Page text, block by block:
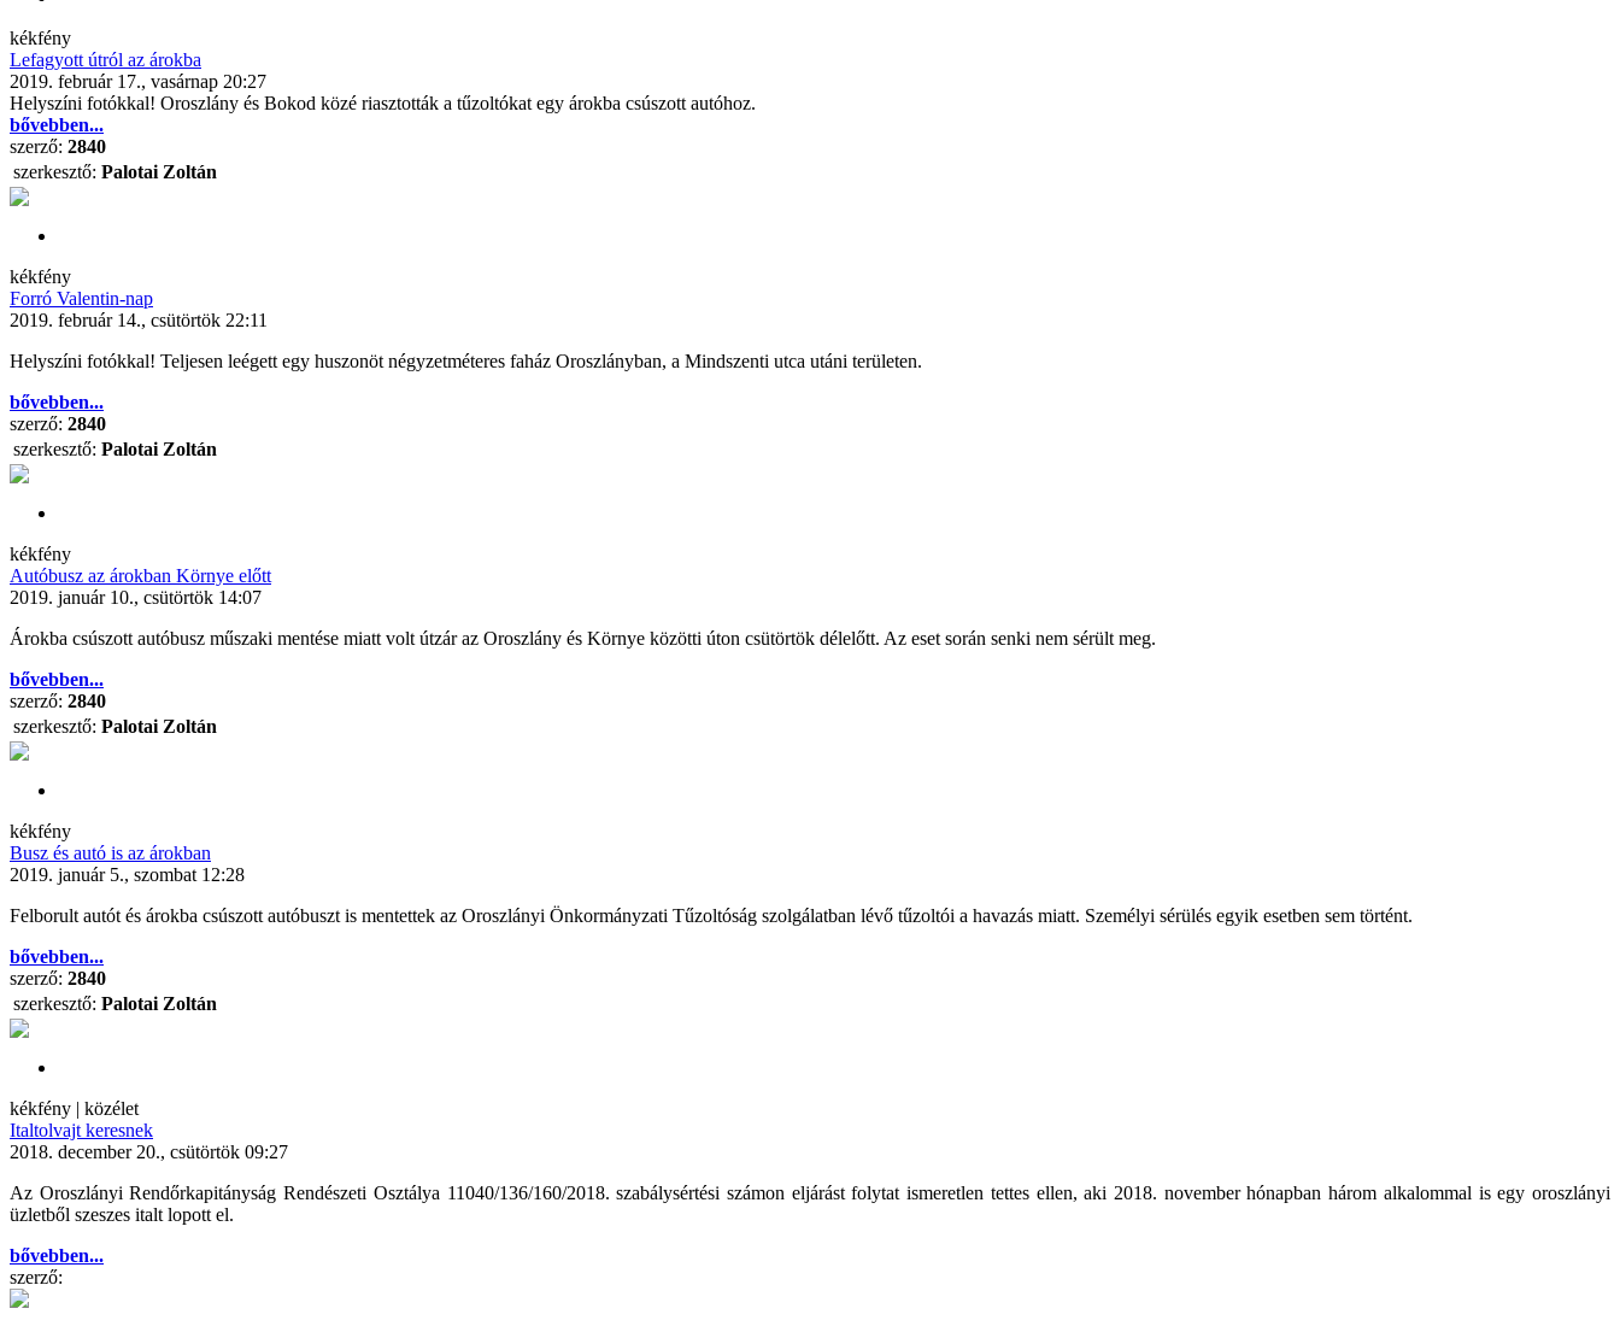
kékfény
Lefagyott útról az árokba
2019. február 17., vasárnap 20:27
Helyszíni fotókkal! Oroszlány és Bokod közé riasztották a tűzoltókat egy árokba csúszott autóhoz.
bővebben...
szerző: 2840
szerkesztő: Palotai Zoltán
kékfény
Forró Valentin-nap
2019. február 14., csütörtök 22:11
Helyszíni fotókkal! Teljesen leégett egy huszonöt négyzetméteres faház Oroszlányban, a Mindszenti utca utáni területen.
bővebben...
szerző: 2840
szerkesztő: Palotai Zoltán
kékfény
Autóbusz az árokban Környe előtt
2019. január 10., csütörtök 14:07
Árokba csúszott autóbusz műszaki mentése miatt volt útzár az Oroszlány és Környe közötti úton csütörtök délelőtt. Az eset során senki nem sérült meg.
bővebben...
szerző: 2840
szerkesztő: Palotai Zoltán
kékfény
Busz és autó is az árokban
2019. január 5., szombat 12:28
Felborult autót és árokba csúszott autóbuszt is mentettek az Oroszlányi Önkormányzati Tűzoltóság szolgálatban lévő tűzoltói a havazás miatt. Személyi sérülés egyik esetben sem történt.
bővebben...
szerző: 2840
szerkesztő: Palotai Zoltán
kékfény | közélet
Italtolvajt keresnek
2018. december 20., csütörtök 09:27
Az Oroszlányi Rendőrkapitányság Rendészeti Osztálya 11040/136/160/2018. szabálysértési számon eljárást folytat ismeretlen tettes ellen, aki 2018. november hónapban három alkalommal is egy oroszlányi
üzletből szeszes italt lopott el.
bővebben...
szerző: